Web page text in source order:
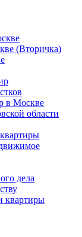
(Вторичка)
в Москве
области
дела
квартиры